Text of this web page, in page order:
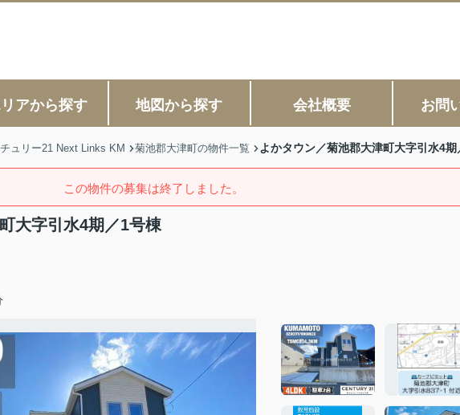
アから探す 地図から探す 会社概要 お問
ュリー21 Next Links KM 菊池郡大津町の物件一覧 よかタウン／菊池郡大津町大字引水4
この物件の募集は終了しました。
大字引水4期／1号棟